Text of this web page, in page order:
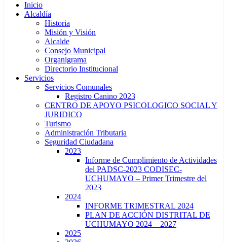
Inicio
Alcaldía
Historia
Misión y Visión
Alcalde
Consejo Municipal
Organigrama
Directorio Institucional
Servicios
Servicios Comunales
Registro Canino 2023
CENTRO DE APOYO PSICOLOGICO SOCIAL Y
JURIDICO
Turismo
Administración Tributaria
Seguridad Ciudadana
2023
Informe de Cumplimiento de Actividades
del PADSC-2023 CODISEC-
UCHUMAYO – Primer Trimestre del
2023
2024
INFORME TRIMESTRAL 2024
PLAN DE ACCIÓN DISTRITAL DE
UCHUMAYO 2024 – 2027
2025